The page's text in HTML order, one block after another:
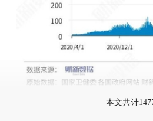
本文共计